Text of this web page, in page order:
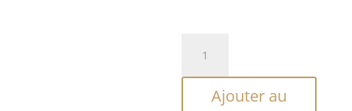
Huile
SélectionAjouter au